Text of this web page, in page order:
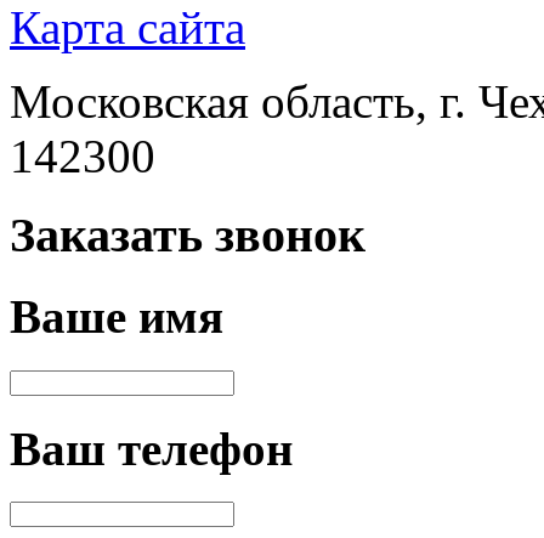
Карта сайта
Московская область, г.
142300
Заказать звонок
Ваше имя
Ваш телефон